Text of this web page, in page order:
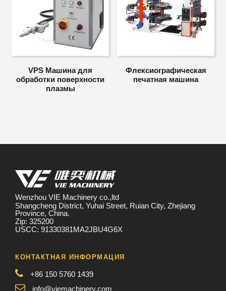
VPS Машина для
обработки поверхности
плазмы
Флексиографическая
печатная машина
Wenzhou VIE Machinery co.,ltd
Shangcheng District, Yuhai Street, Ruian City, Zhejiang
Province, China.
Zip: 325200
USCC: 91330381MA2JBU4G6X
КОНТАКТНАЯ ИНФОРМАЦИЯ
+86 150 5760 1439
info@viemachinery.com